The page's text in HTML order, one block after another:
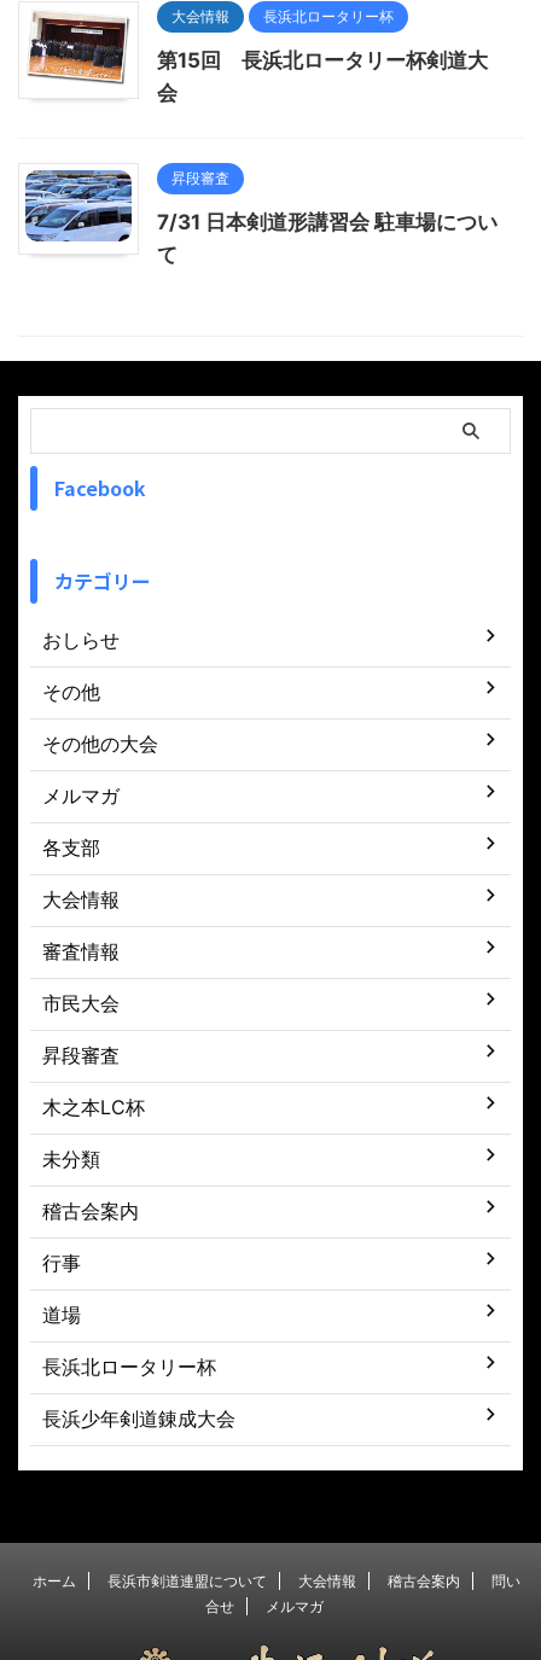
大会情報 長浜北ロータリー杯
第15回 長浜北ロータリー杯剣道大
会
昇段審査
7/31 日本剣道形講習会 駐車場につい
て
Facebook
カテゴリー
おしらせ
その他
その他の大会
メルマガ
各支部
大会情報
審査情報
市民大会
昇段審査
木之本LC杯
未分類
稽古会案内
行事
道場
長浜北ロータリー杯
長浜少年剣道錬成大会
ホーム 長浜市剣道連盟について 大会情報 稽古会案内
問い
合せ
メルマガ